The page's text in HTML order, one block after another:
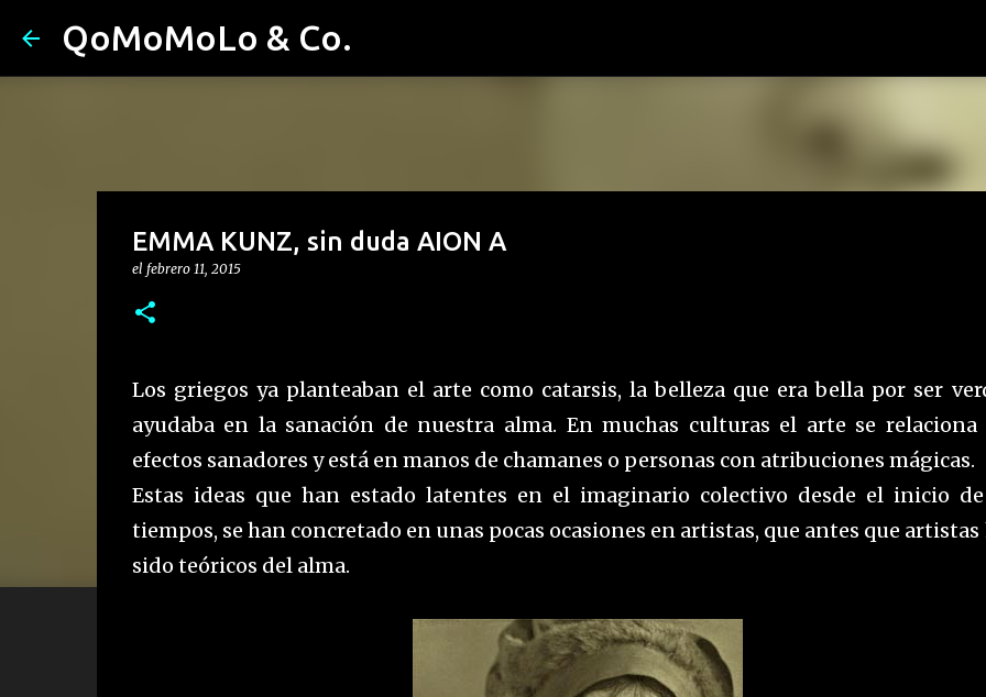
QoMoMoLo & Co.
EMMA KUNZ, sin duda AION A
el febrero 11, 2015
Los griegos ya planteaban el arte como catarsis, la belleza que era bella por ser
ayudaba en la sanación de nuestra alma. En muchas culturas el arte se relaciona
efectos sanadores y está en manos de chamanes o personas con atribuciones mágicas.
Estas ideas que han estado latentes en el imaginario colectivo desde el inicio
tiempos, se han concretado en unas pocas ocasiones en artistas, que antes que artistas
sido teóricos del alma.